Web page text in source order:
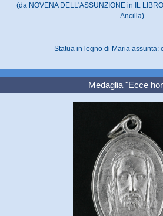
(da NOVENA DELL'ASSUNZIONE in IL
Ancilla)
Statua in legno di Maria assunta:
Medaglia "Ecce